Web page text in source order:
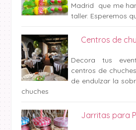
Madrid que me
taller. Esperemos
Centros de
Decora tus
centros de
de endulzar la
chuches
Jarritas para